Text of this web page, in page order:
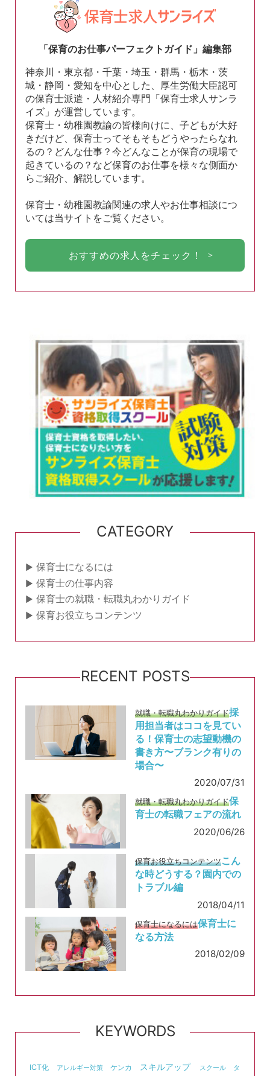
「保育のお仕事パーフェクトガイド」編集部
神奈川・東京都・千葉・埼玉・群馬・栃木・茨
城・静岡・愛知を中心とした、厚生労働大臣認可
の保育士派遣・人材紹介専門「保育士求人サンラ
イズ」が運営しています。
保育士・幼稚園教諭の皆様向けに、子どもが大好
きだけど、保育士ってそもそもどうやったらなれ
るの？どんな仕事？今どんなことが保育の現場で
起きているの？など保育のお仕事を様々な側面か
らご紹介、解説しています。
保育士・幼稚園教諭関連の求人やお仕事相談につ
いては当サイトをご覧ください。
おすすめの求人をチェック！
CATEGORY
保育士になるには
保育士の仕事内容
保育士の就職・転職丸わかりガイド
保育お役立ちコンテンツ
RECENT POSTS
就職・転職丸わかりガイド採
用担当者はココを見てい
る！保育士の志望動機の
書き方〜ブランク有りの
場合〜
2020/07/31
就職・転職丸わかりガイド保
育士の転職フェアの流れ
2020/06/26
保育お役立ちコンテンツこん
な時どうする？園内での
トラブル編
2018/04/11
保育士になるには保育士に
なる方法
2018/02/09
KEYWORDS
ICT化 アレルギー対策 ケンカ スキルアップ スクール タ